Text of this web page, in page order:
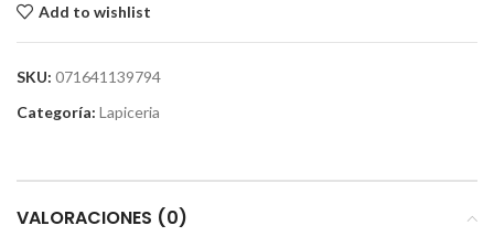
Add to wishlist
SKU: 071641139794
Categoría: Lapiceria
VALORACIONES (0)